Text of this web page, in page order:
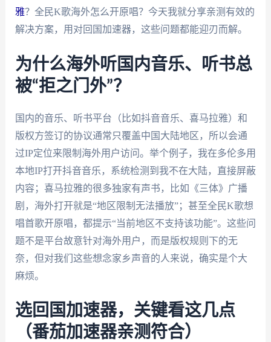
雅？全民K歌海外怎么开原唱？今天我就分享亲测有效的
解决方案，用对回国加速器，这些问题都能迎刃而解。
为什么海外听国内音乐、听书总
被“拒之门外”？
国内的音乐、听书平台（比如抖音音乐、喜马拉雅）和
版权方签订的协议通常只覆盖中国大陆地区，所以会通
过IP定位来限制海外用户访问。举个例子，我在多伦多用
本地IP打开抖音音乐，系统检测到我不在大陆，直接屏蔽
内容；喜马拉雅的很多独家有声书，比如《三体》广播
剧，海外打开就是“地区限制无法播放”；甚至全民K歌想
唱首歌开原唱，都提示“当前地区不支持该功能”。这些问
题不是平台故意针对海外用户，而是版权规则下的无
奈，但对我们这些想念家乡声音的人来说，确实是个大
麻烦。
选回国加速器，关键看这几点
（番茄加速器亲测符合）